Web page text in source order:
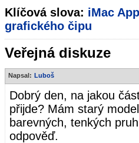
Klíčová slova: iMac
grafického čipu
Veřejná diskuze
Napsal: Luboš
Dobrý den, na jakou
přijde? Mám starý
barevných, tenkých
odpověď.